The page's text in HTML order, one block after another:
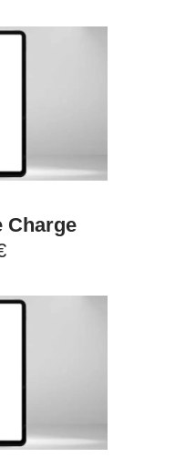
Charge